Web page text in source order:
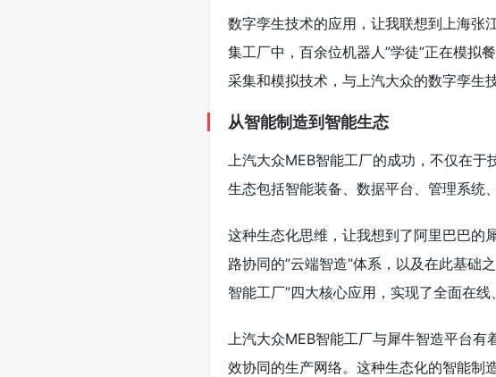
数字孪生技术的应用，让我联想到上海
集工厂中，百余位机器人”学徒”正在模拟
采集和模拟技术，与上汽大众的数字孪生
从智能制造到智能生态
上汽大众MEB智能工厂的成功，不仅在
生态包括智能装备、数据平台、管理系统
这种生态化思维，让我想到了阿里巴巴的
路协同的”云端智造”体系，以及在此基础
智能工厂”四大核心应用，实现了全面在线
上汽大众MEB智能工厂与犀牛智造平台
效协同的生产网络。这种生态化的智能制